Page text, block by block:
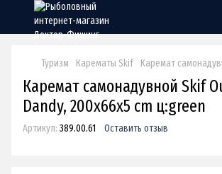
Туризм Карематы Skif Каремат
Каремат самонадувной Skif
Dandy, 200х66х5 cm ц:green
Артикул: 389.00.61 Оставить отзыв